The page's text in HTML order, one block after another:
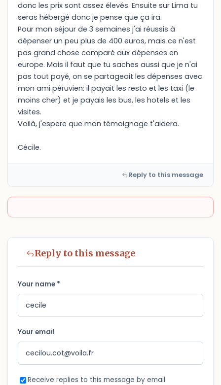
donc les prix sont assez élevés. Ensuite sur Lima tu
seras hébergé donc je pense que ça ira.
Pour mon séjour de 3 semaines j'ai réussis à
dépenser un peu plus de 400 euros, mais ce n'est
pas grand chose comparé aux dépenses en
europe. Mais il faut que tu saches aussi que je n'ai
pas tout payé, on se partageait les dépenses avec
mon ami péruvien: il payait les resto et les taxi (le
moins cher) et je payais les bus, les hotels et les
visites.
Voilà, j'espere que mon témoignage t'aidera.
Cécile.
Reply to this message
Reply to this message
Your name *
Your email
Receive replies to this message by email